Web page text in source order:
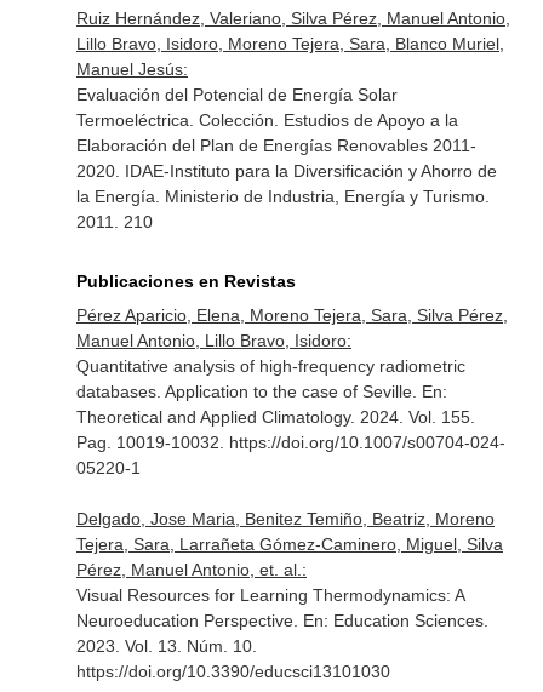
Ruiz Hernández, Valeriano, Silva Pérez, Manuel Antonio,
Lillo Bravo, Isidoro, Moreno Tejera, Sara, Blanco Muriel,
Manuel Jesús:
Evaluación del Potencial de Energía Solar
Termoeléctrica. Colección. Estudios de Apoyo a la
Elaboración del Plan de Energías Renovables 2011-
2020. IDAE-Instituto para la Diversificación y Ahorro de
la Energía. Ministerio de Industria, Energía y Turismo.
2011. 210
Publicaciones en Revistas
Pérez Aparicio, Elena, Moreno Tejera, Sara, Silva Pérez,
Manuel Antonio, Lillo Bravo, Isidoro:
Quantitative analysis of high-frequency radiometric
databases. Application to the case of Seville. En:
Theoretical and Applied Climatology. 2024. Vol. 155.
Pag. 10019-10032. https://doi.org/10.1007/s00704-024-
05220-1
Delgado, Jose Maria, Benitez Temiño, Beatriz, Moreno
Tejera, Sara, Larrañeta Gómez-Caminero, Miguel, Silva
Pérez, Manuel Antonio, et. al.:
Visual Resources for Learning Thermodynamics: A
Neuroeducation Perspective. En: Education Sciences.
2023. Vol. 13. Núm. 10.
https://doi.org/10.3390/educsci13101030